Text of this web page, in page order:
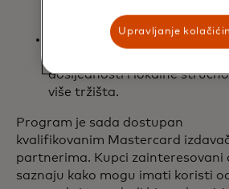
troškovima.​
Posvećeni globalni tim za
dosljednosti i lokalne
više tržišta.
Program je sada dostupan
kvalifikovanim Mastercard
partnerima. Kupci zainteresovani
saznaju kako mogu imati koristi
Upravljanje